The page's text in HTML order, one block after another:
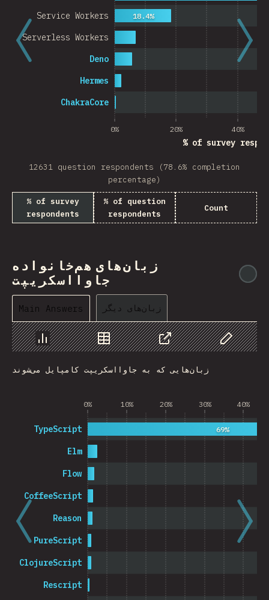
0% 20% 40%
% of survey
ChakraCore
Hermes
Deno
Serverless Workers
Service Workers 18.4%
12631 question respondents (78.6% completion
percentage)
% of survey
respondents
% of question
respondents
Count
زبان‌های هم‌خانواده
جاوااسکریپت
Main Answers زبان‌های دیگر
Chart Data Share
Customize
زبان‌هایی که به جاوااسکریپت کامپایل می‌شوند
0% 10% 20% 30% 40%
Rescript
ClojureScript
PureScript
Reason
CoffeeScript
Flow
Elm
TypeScript 69%